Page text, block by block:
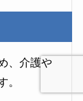
、介護や
。